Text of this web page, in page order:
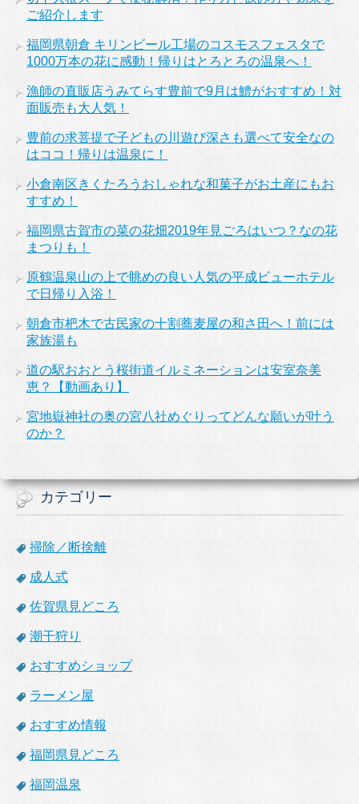
ご紹介します
福岡県朝倉 キリンビール工場のコスモスフェスタで
1000万本の花に感動！帰りはとろとろの温泉へ！
漁師の直販店うみてらす豊前で9月は鱧がおすすめ！対
面販売も大人気！
豊前の求菩提で子どもの川遊び深さも選べて安全なの
はココ！帰りは温泉に！
小倉南区きくたろうおしゃれな和菓子がお土産にもお
すすめ！
福岡県古賀市の菜の花畑2019年見ごろはいつ？なの花
まつりも！
原鶴温泉山の上で眺めの良い人気の平成ビューホテル
で日帰り入浴！
朝倉市杷木で古民家の十割蕎麦屋の和さ田へ！前には
家族湯も
道の駅おおとう桜街道イルミネーションは安室奈美
恵？【動画あり】
宮地嶽神社の奥の宮八社めぐりってどんな願いが叶う
のか？
カテゴリー
掃除／断捨離
成人式
佐賀県見どころ
潮干狩り
おすすめショップ
ラーメン屋
おすすめ情報
福岡県見どころ
福岡温泉